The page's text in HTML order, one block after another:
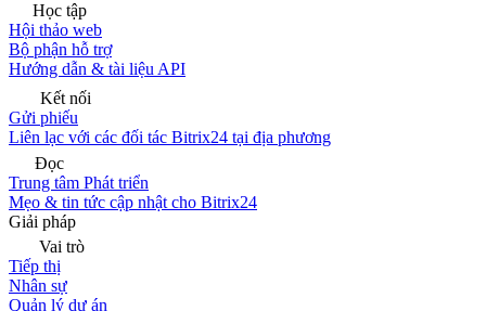
Học tập
Hội thảo web
Bộ phận hỗ trợ
Hướng dẫn & tài liệu API
Kết nối
Gửi phiếu
Liên lạc với các đối tác Bitrix24 tại địa phương
Đọc
Trung tâm Phát triển
Mẹo & tin tức cập nhật cho Bitrix24
Giải pháp
Vai trò
Tiếp thị
Nhân sự
Quản lý dự án